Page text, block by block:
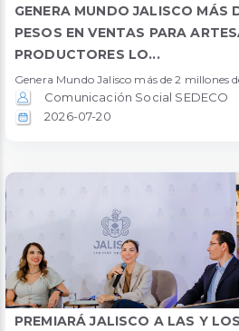
GENERA MUNDO JALISCO MÁS
PESOS EN VENTAS PARA
PRODUCTORES LO...
Genera Mundo Jalisco más de 2 millones
Comunicación Social SEDECO
2026-07-20
PREMIARÁ JALISCO A LAS Y